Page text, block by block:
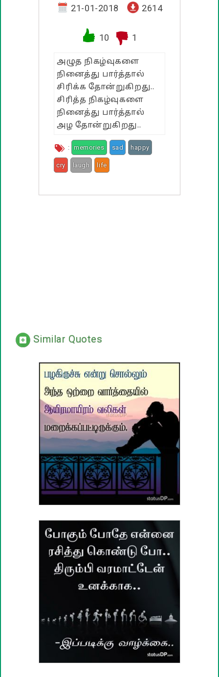
பண்டிகை வாழ்த்துக்கள்
21-01-2018 2614
10 1
அழுத நிகழ்வுகளை
நினைத்து பார்த்தால்
சிரிக்க தோன்றுகிறது..
சிரித்த நிகழ்வுகளை
நினைத்து பார்த்தால்
அழ தோன்றுகிறது..
: memories sad happy
cry laugh life
Similar Quotes